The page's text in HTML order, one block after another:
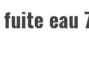
eau